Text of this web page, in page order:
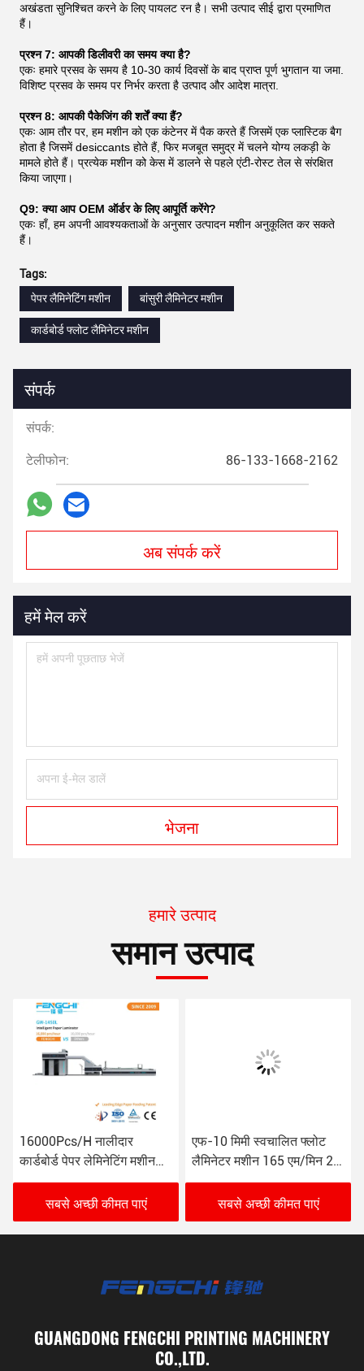
अखंडता सुनिश्चित करने के लिए पायलट रन है। सभी उत्पाद सीई द्वारा प्रमाणित
हैं।
प्रश्न 7: आपकी डिलीवरी का समय क्या है?
एकः हमारे प्रसव के समय है 10-30 कार्य दिवसों के बाद प्राप्त पूर्ण भुगतान या जमा.
विशिष्ट प्रसव के समय पर निर्भर करता है उत्पाद और आदेश मात्रा.
प्रश्न 8: आपकी पैकेजिंग की शर्तें क्या हैं?
एकः आम तौर पर, हम मशीन को एक कंटेनर में पैक करते हैं जिसमें एक प्लास्टिक बैग
होता है जिसमें desiccants होते हैं, फिर मजबूत समुद्र में चलने योग्य लकड़ी के
मामले होते हैं। प्रत्येक मशीन को केस में डालने से पहले एंटी-रोस्ट तेल से संरक्षित
किया जाएगा।
Q9: क्या आप OEM ऑर्डर के लिए आपूर्ति करेंगे?
एकः हाँ, हम अपनी आवश्यकताओं के अनुसार उत्पादन मशीन अनुकूलित कर सकते
हैं।
Tags:
पेपर लैमिनेटिंग मशीन
बांसुरी लैमिनेटर मशीन
कार्डबोर्ड फ्लोट लैमिनेटर मशीन
संपर्क
संपर्क:
टेलीफोन: 86-133-1668-2162
अब संपर्क करें
हमें मेल करें
भेजना
हमारे उत्पाद
समान उत्पाद
एफ-10 मिमी स्वचालित फ्लोट
लैमिनेटर मशीन 165 एम/मिन 26
केडब्ल्यू
सबसे अच्छी कीमत पाएं
16000 शीट/घंटा ऑटोमैटिक
कार्टन बॉक्स फ्लूट लैमिनेटिंग
मशीन 380VAC/4P
सबसे अच्छी कीमत पाएं
GUANGDONG FENGCHI PRINTING MACHINERY
CO.,LTD.